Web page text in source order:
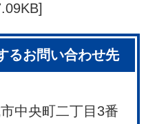
るお問い合わせ先
中央町二丁目3番